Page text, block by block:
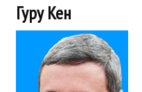
Гуру Кен